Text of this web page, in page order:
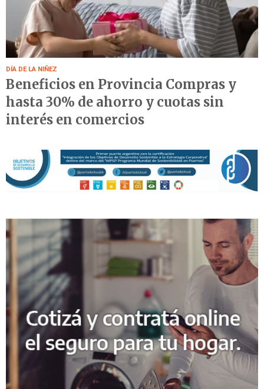
DÍA DE LA NIÑEZ
Beneficios en Provincia Compras y
hasta 30% de ahorro y cuotas sin
interés en comercios